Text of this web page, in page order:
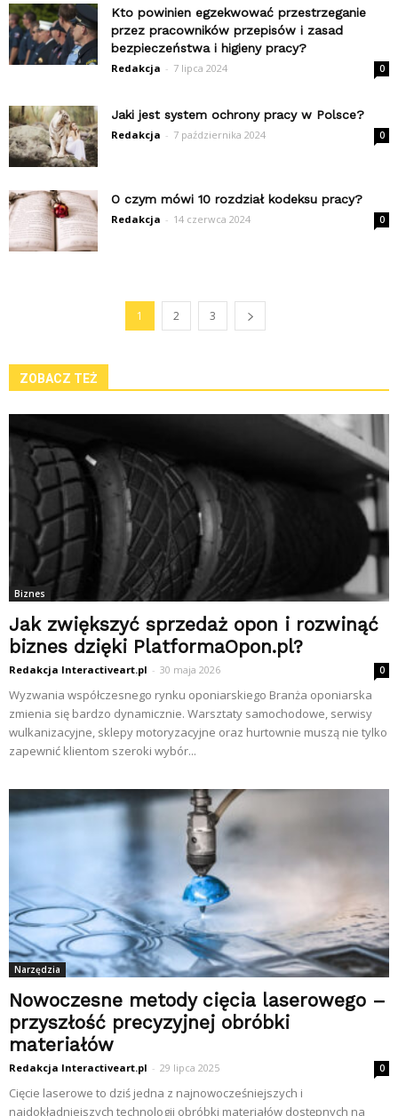
Kto powinien egzekwować przestrzeganie
przez pracowników przepisów i zasad
bezpieczeństwa i higieny pracy?
Redakcja - 7 lipca 2024 0
Jaki jest system ochrony pracy w Polsce?
Redakcja - 7 października 2024 0
O czym mówi 10 rozdział kodeksu pracy?
Redakcja - 14 czerwca 2024 0
1 2 3
ZOBACZ TEŻ
Biznes
Jak zwiększyć sprzedaż opon i rozwinąć
biznes dzięki PlatformaOpon.pl?
Redakcja Interactiveart.pl - 30 maja 2026 0
Wyzwania współczesnego rynku oponiarskiego Branża oponiarska
zmienia się bardzo dynamicznie. Warsztaty samochodowe, serwisy
wulkanizacyjne, sklepy motoryzacyjne oraz hurtownie muszą nie tylko
zapewnić klientom szeroki wybór...
Narzędzia
Nowoczesne metody cięcia laserowego –
przyszłość precyzyjnej obróbki
materiałów
Redakcja Interactiveart.pl - 29 lipca 2025 0
Cięcie laserowe to dziś jedna z najnowocześniejszych i
najdokładniejszych technologii obróbki materiałów dostępnych na